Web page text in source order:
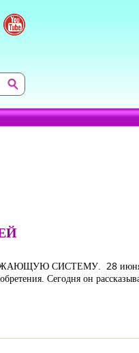
СИСТЕМУ. 28 июня
Сегодня он